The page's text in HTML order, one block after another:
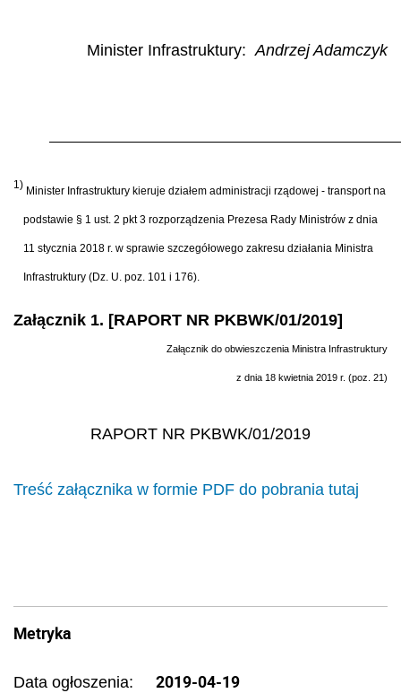
Minister Infrastruktury: Andrzej Adamczyk
1) Minister Infrastruktury kieruje działem administracji rządowej - transport na
podstawie § 1 ust. 2 pkt 3 rozporządzenia Prezesa Rady Ministrów z dnia
11 stycznia 2018 r. w sprawie szczegółowego zakresu działania Ministra
Infrastruktury (Dz. U. poz. 101 i 176).
Załącznik 1. [RAPORT NR PKBWK/01/2019]
Załącznik do obwieszczenia Ministra Infrastruktury
z dnia 18 kwietnia 2019 r. (poz. 21)
RAPORT NR PKBWK/01/2019
Treść załącznika w formie PDF do pobrania tutaj
Metryka
Data ogłoszenia: 2019-04-19